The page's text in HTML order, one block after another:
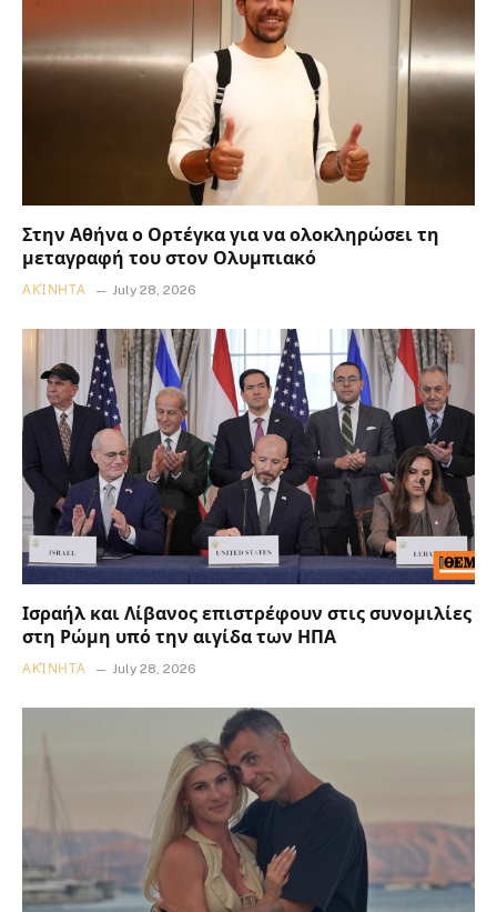
Στην Αθήνα ο Ορτέγκα για να ολοκληρώσει τη
μεταγραφή του στον Ολυμπιακό
ΑΚΊΝΗΤΑ July 28, 2026
Ισραήλ και Λίβανος επιστρέφουν στις συνομιλίες
στη Ρώμη υπό την αιγίδα των ΗΠΑ
ΑΚΊΝΗΤΑ July 28, 2026